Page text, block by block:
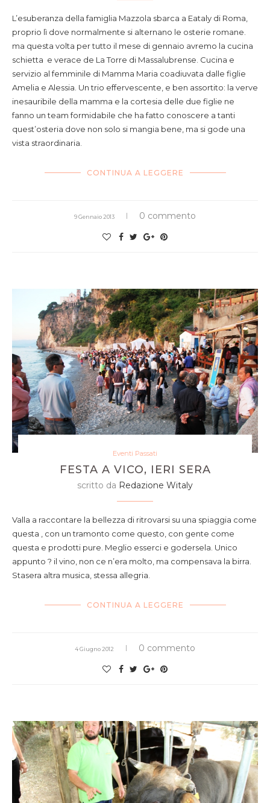
L’esuberanza della famiglia Mazzola sbarca a Eataly di Roma,
proprio lì dove normalmente si alternano le osterie romane.
ma questa volta per tutto il mese di gennaio avremo la cucina
schietta e verace de La Torre di Massalubrense. Cucina e
servizio al femminile di Mamma Maria coadiuvata dalle figlie
Amelia e Alessia. Un trio effervescente, e ben assortito: la verve
inesauribile della mamma e la cortesia delle due figlie ne
fanno un team formidabile che ha fatto conoscere a tanti
quest’osteria dove non solo si mangia bene, ma si gode una
vista straordinaria.
CONTINUA A LEGGERE
9 Gennaio 2013 0 commento
Eventi Passati
FESTA A VICO, IERI SERA
scritto da Redazione Witaly
Valla a raccontare la bellezza di ritrovarsi su una spiaggia come
questa , con un tramonto come questo, con gente come
questa e prodotti pure. Meglio esserci e godersela. Unico
appunto ? il vino, non ce n’era molto, ma compensava la birra.
Stasera altra musica, stessa allegria.
CONTINUA A LEGGERE
4 Giugno 2012 0 commento